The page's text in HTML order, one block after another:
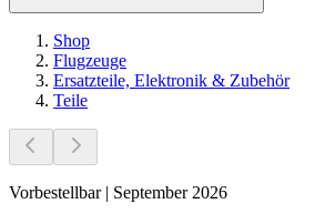
Shop
Flugzeuge
Ersatzteile, Elektronik & Zubehör
Teile
Vorbestellbar | September 2026